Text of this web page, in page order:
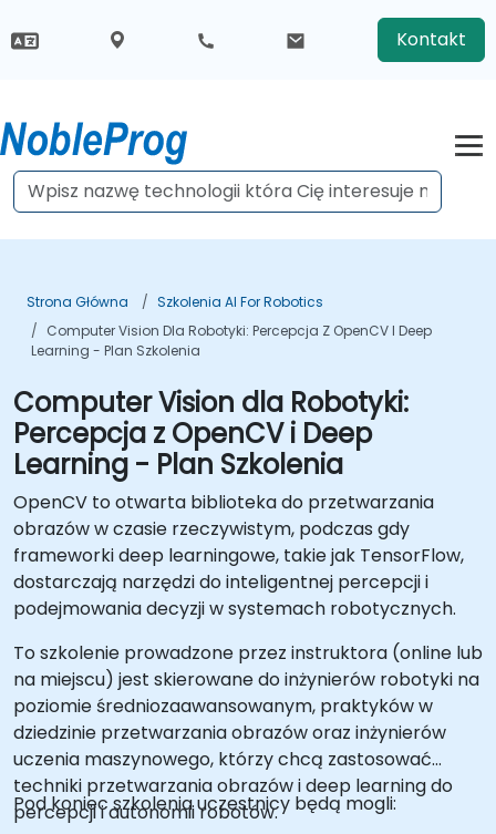
Kontakt
Strona Główna
Szkolenia AI For Robotics
Computer Vision Dla Robotyki: Percepcja Z OpenCV I Deep
Learning - Plan Szkolenia
Computer Vision dla Robotyki:
Percepcja z OpenCV i Deep
Learning - Plan Szkolenia
OpenCV to otwarta biblioteka do przetwarzania
obrazów w czasie rzeczywistym, podczas gdy
frameworki deep learningowe, takie jak TensorFlow,
dostarczają narzędzi do inteligentnej percepcji i
podejmowania decyzji w systemach robotycznych.
To szkolenie prowadzone przez instruktora (online lub
na miejscu) jest skierowane do inżynierów robotyki na
poziomie średniozaawansowanym, praktyków w
dziedzinie przetwarzania obrazów oraz inżynierów
uczenia maszynowego, którzy chcą zastosować
techniki przetwarzania obrazów i deep learning do
percepcji i autonomii robotów.
Pod koniec szkolenia uczestnicy będą mogli: